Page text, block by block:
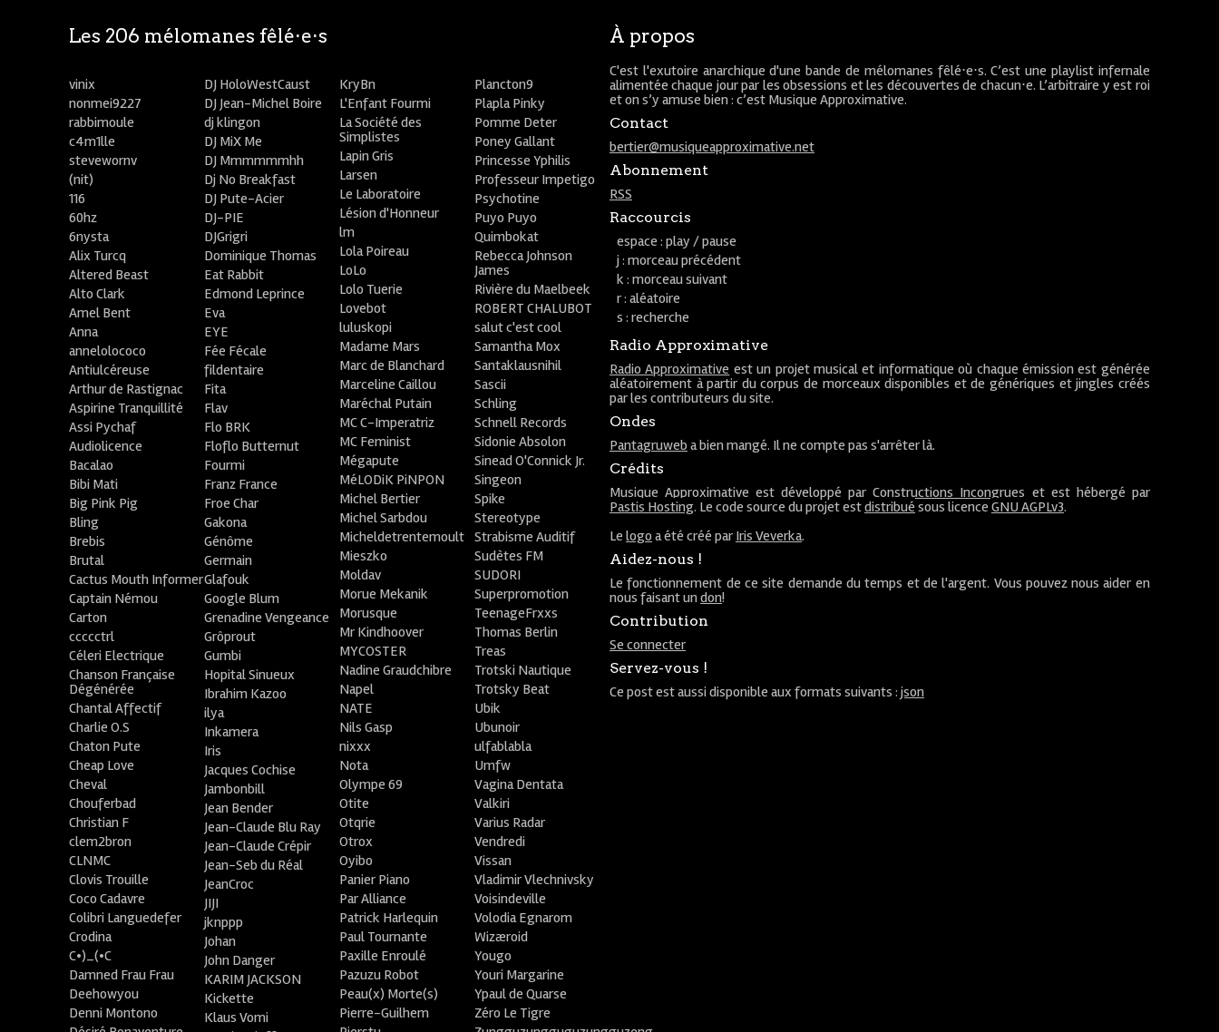
À propos
C'est l'exutoire anarchique d'une bande de mélomanes fêlé⋅e⋅s. C’est une playlist infernale
alimentée chaque jour par les obsessions et les découvertes de chacun⋅e. L’arbitraire y est roi
et on s’y amuse bien : c’est Musique Approximative.
Contact
bertier@musiqueapproximative.net
Abonnement
RSS
Raccourcis
espace : play / pause
j : morceau précédent
k : morceau suivant
r : aléatoire
s : recherche
Radio Approximative
Radio Approximative est un projet musical et informatique où chaque émission est générée
aléatoirement à partir du corpus de morceaux disponibles et de génériques et jingles créés
par les contributeurs du site.
Ondes
Pantagruweb a bien mangé. Il ne compte pas s'arrêter là.
Crédits
Musique Approximative est développé parConstructions Incongrues et est hébergé par
Pastis Hosting. Le code source du projet estdistribué sous licence GNU AGPLv3.
Le logo a été créé par Iris Veverka.
Aidez-nous !
Le fonctionnement de ce site demande du temps et de l'argent. Vous pouvez nous aider en
nous faisant undon!
Contribution
Se connecter
Servez-vous !
Ce post est aussi disponible aux formats suivants : json
Les 206 mélomanes fêlé⋅e⋅s
vinix
nonmei9227
rabbimoule
c4m1lle
stevewornv
(nit)
116
60hz
6nysta
Alix Turcq
Altered Beast
Alto Clark
Amel Bent
Anna
annelolococo
Antiulcéreuse
Arthur de Rastignac
Aspirine Tranquillité
Assi Pychaf
Audiolicence
Bacalao
Bibi Mati
Big Pink Pig
Bling
Brebis
Brutal
Cactus Mouth Informer
Captain Némou
Carton
ccccctrl
Céleri Electrique
Chanson Française
Dégénérée
Chantal Affectif
Charlie O.S
Chaton Pute
Cheap Love
Cheval
Chouferbad
Christian F
clem2bron
CLNMC
Clovis Trouille
Coco Cadavre
Colibri Languedefer
Crodina
C•)_(•C
Damned Frau Frau
Deehowyou
Denni Montono
DJ HoloWestCaust
DJ Jean-Michel Boire
dj klingon
DJ MiX Me
DJ Mmmmmmhh
Dj No Breakfast
DJ Pute-Acier
DJ-PIE
DJGrigri
Dominique Thomas
Eat Rabbit
Edmond Leprince
Eva
EYE
Fée Fécale
fildentaire
Fita
Flav
Flo BRK
Floflo Butternut
Fourmi
Franz France
Froe Char
Gakona
Génôme
Germain
Glafouk
Google Blum
Grenadine Vengeance
Grôprout
Gumbi
Hopital Sinueux
Ibrahim Kazoo
ilya
Inkamera
Iris
Jacques Cochise
Jambonbill
Jean Bender
Jean-Claude Blu Ray
Jean-Claude Crépir
Jean-Seb du Réal
JeanCroc
JIJI
jknppp
Johan
John Danger
KARIM JACKSON
Kickette
Klaus Vomi
KryBn
L'Enfant Fourmi
La Société des
Simplistes
Lapin Gris
Larsen
Le Laboratoire
Lésion d'Honneur
lm
Lola Poireau
LoLo
Lolo Tuerie
Lovebot
luluskopi
Madame Mars
Marc de Blanchard
Marceline Caillou
Maréchal Putain
MC C-Imperatriz
MC Feminist
Mégapute
MéLODiK PiNPON
Michel Bertier
Michel Sarbdou
Micheldetrentemoult
Mieszko
Moldav
Morue Mekanik
Morusque
Mr Kindhoover
MYCOSTER
Nadine Graudchibre
Napel
NATE
Nils Gasp
nixxx
Nota
Olympe 69
Otite
Otqrie
Otrox
Oyibo
Panier Piano
Par Alliance
Patrick Harlequin
Paul Tournante
Paxille Enroulé
Pazuzu Robot
Peau(x) Morte(s)
Pierre-Guilhem
Plancton9
Plapla Pinky
Pomme Deter
Poney Gallant
Princesse Yphilis
Professeur Impetigo
Psychotine
Puyo Puyo
Quimbokat
Rebecca Johnson
James
Rivière du Maelbeek
ROBERT CHALUBOT
salut c'est cool
Samantha Mox
Santaklausnihil
Sascii
Schling
Schnell Records
Sidonie Absolon
Sinead O'Connick Jr.
Singeon
Spike
Stereotype
Strabisme Auditif
Sudètes FM
SUDORI
Superpromotion
TeenageFrxxs
Thomas Berlin
Treas
Trotski Nautique
Trotsky Beat
Ubik
Ubunoir
ulfablabla
Umfw
Vagina Dentata
Valkiri
Varius Radar
Vendredi
Vissan
Vladimir Vlechnivsky
Voisindeville
Volodia Egnarom
Wizæroid
Yougo
Youri Margarine
Ypaul de Quarse
Zéro Le Tigre